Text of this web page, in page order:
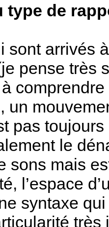
type de
sont arrivés
pense très
comprendre
un
pas
le
sons mais
l’espace
syntaxe
très